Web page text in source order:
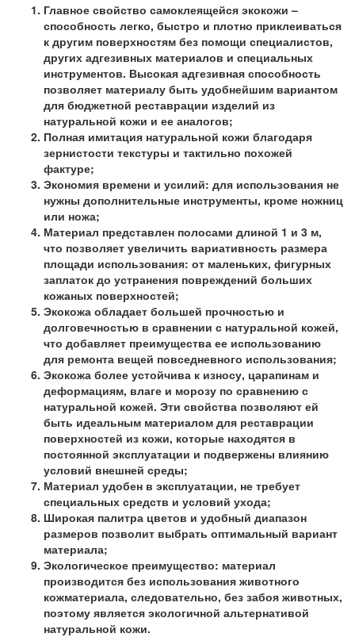
Главное свойство самоклеящейся экокожи –
способность легко, быстро и плотно приклеиваться
к другим поверхностям без помощи специалистов,
других адгезивных материалов и специальных
инструментов. Высокая адгезивная способность
позволяет материалу быть удобнейшим вариантом
для бюджетной реставрации изделий из
натуральной кожи и ее аналогов;
Полная имитация натуральной кожи благодаря
зернистости текстуры и тактильно похожей
фактуре;
Экономия времени и усилий: для использования не
нужны дополнительные инструменты, кроме ножниц
или ножа;
Материал представлен полосами длиной 1 и 3 м,
что позволяет увеличить вариативность размера
площади использования: от маленьких, фигурных
заплаток до устранения повреждений больших
кожаных поверхностей;
Экокожа обладает большей прочностью и
долговечностью в сравнении с натуральной кожей,
что добавляет преимущества ее использованию
для ремонта вещей повседневного использования;
Экокожа более устойчива к износу, царапинам и
деформациям, влаге и морозу по сравнению с
натуральной кожей. Эти свойства позволяют ей
быть идеальным материалом для реставрации
поверхностей из кожи, которые находятся в
постоянной эксплуатации и подвержены влиянию
условий внешней среды;
Материал удобен в эксплуатации, не требует
специальных средств и условий ухода;
Широкая палитра цветов и удобный диапазон
размеров позволит выбрать оптимальный вариант
материала;
Экологическое преимущество: материал
производится без использования животного
кожматериала, следовательно, без забоя животных,
поэтому является экологичной альтернативой
натуральной кожи.